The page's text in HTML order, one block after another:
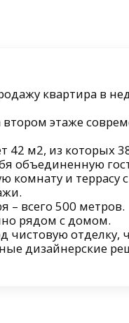
квартира в
этаже
42 м2, из которых
объединенную
комнату и
– всего 500 метров.
рядом с домом.
чистовую отделку,
дизайнерские